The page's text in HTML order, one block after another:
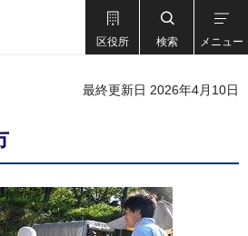
区役所 検索 メニュー
最終更新日 2026年4月10日